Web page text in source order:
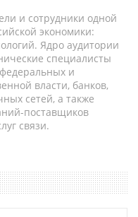
и сотрудники одной
экономики:
Ядро аудитории
специалисты
и
власти, банков,
сетей, а также
поставщиков
связи.